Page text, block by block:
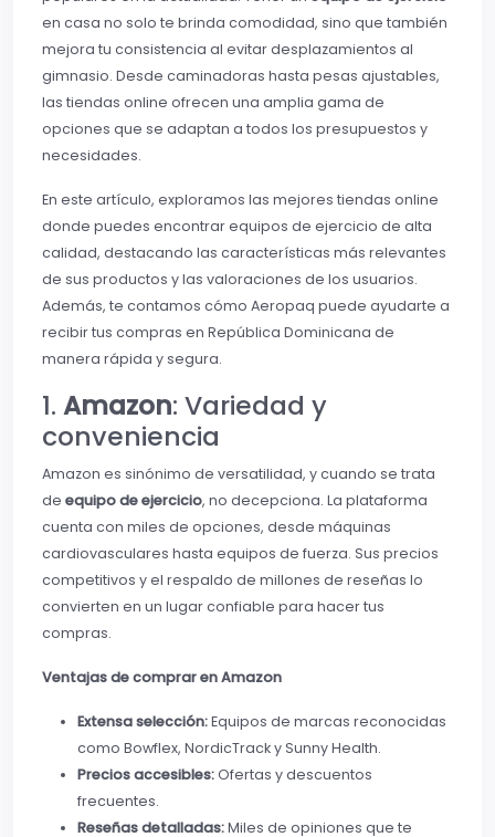
en casa no solo te brinda comodidad, sino que también
mejora tu consistencia al evitar desplazamientos al
gimnasio. Desde caminadoras hasta pesas ajustables,
las tiendas online ofrecen una amplia gama de
opciones que se adaptan a todos los presupuestos y
necesidades.
En este artículo, exploramos las mejores tiendas online
donde puedes encontrar equipos de ejercicio de alta
calidad, destacando las características más relevantes
de sus productos y las valoraciones de los usuarios.
Además, te contamos cómo Aeropaq puede ayudarte a
recibir tus compras en República Dominicana de
manera rápida y segura.
1. Amazon: Variedad y
conveniencia
Amazon es sinónimo de versatilidad, y cuando se trata
de equipo de ejercicio, no decepciona. La plataforma
cuenta con miles de opciones, desde máquinas
cardiovasculares hasta equipos de fuerza. Sus precios
competitivos y el respaldo de millones de reseñas lo
convierten en un lugar confiable para hacer tus
compras.
Ventajas de comprar en Amazon
Extensa selección:Equipos de marcas reconocidas
como Bowflex, NordicTrack y Sunny Health.
Precios accesibles:Ofertas y descuentos
frecuentes.
Reseñas detalladas:Miles de opiniones que te